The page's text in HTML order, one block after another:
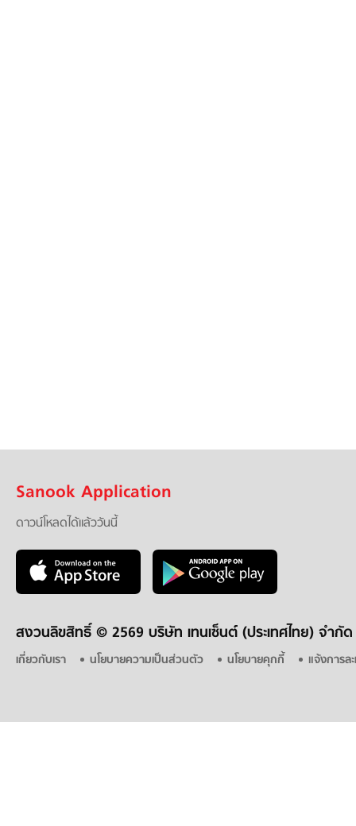
Sanook Application
ดาวน์โหลดได้แล้ววันนี้
สงวนลิขสิทธิ์ © 2569 บริษัท เทนเซ็นต์ (ประเทศไทย) จำกัด
เกี่ยวกับเรา นโยบายความเป็นส่วนตัว นโยบายคุกกี้ แจ้งการล